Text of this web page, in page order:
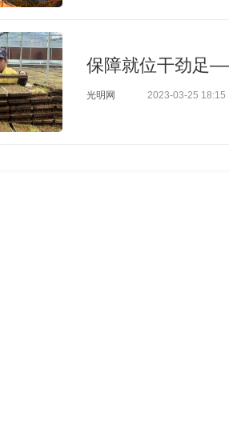
保障就位干劲足
光明网 2023-03-25 18:15